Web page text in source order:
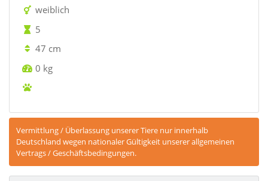
weiblich
5
47 cm
0 kg
Vermittlung / Überlassung unserer Tiere nur innerhalb
Deutschland wegen nationaler Gültigkeit unserer allgemeinen
Vertrags / Geschäftsbedingungen.